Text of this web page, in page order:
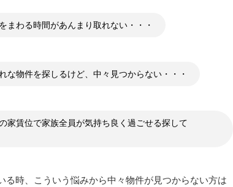
まわる時間があんまり取れない・・・
な物件を探しるけど、中々見つからない・・・
家賃位で家族全員が気持ち良く過ごせる探して
る時、こういう悩みから中々物件が見つからない方は